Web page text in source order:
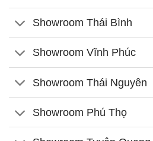
Showroom Thái Bình
Showroom Vĩnh Phúc
Showroom Thái Nguyên
Showroom Phú Thọ